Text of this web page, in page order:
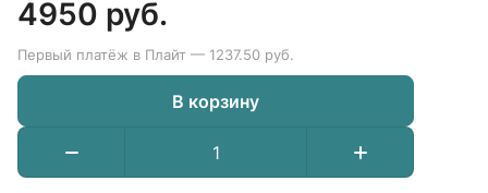
4950 руб.
Первый платёж в Плайт — 1237.50 руб.
В корзину